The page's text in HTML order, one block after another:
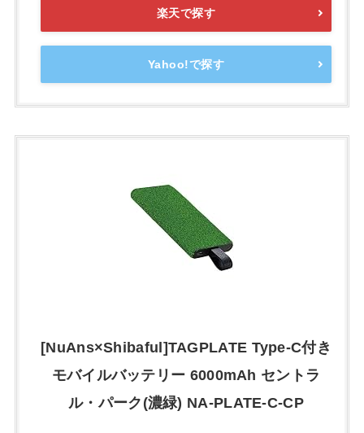
楽天で探す
Yahoo!で探す
[NuAns×Shibaful]TAGPLATE Type-C付き
モバイルバッテリー 6000mAh セントラ
ル・パーク(濃緑) NA-PLATE-C-CP